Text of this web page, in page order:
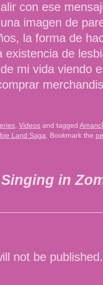
con ese
imagen de
la forma de
existencia de
mi vida viendo
Videos and tagged
Land Saga . Bookmark the
Singing in
not be published.